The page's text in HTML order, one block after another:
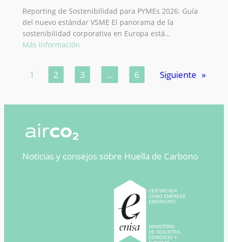
Reporting de Sostenibilidad para PYMEs 2026: Guía
del nuevo estándar VSME El panorama de la
sostenibilidad corporativa en Europa está…
Más información:
de
Sostenibilidad
estándar
1 2 3 … 6 Siguiente »
Noticias y consejos sobre Huella de Carbono